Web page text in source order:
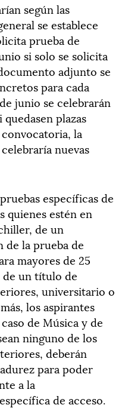
según las
se establece
prueba de
si solo se solicita
adjunto se
para cada
junio se celebrarán
plazas
la
nuevas
específicas de
quienes estén en
de un
la prueba de
mayores de 25
de un título de
universitario o
los aspirantes
de Música y de
ninguno de los
deberán
para poder
a la
de acceso.